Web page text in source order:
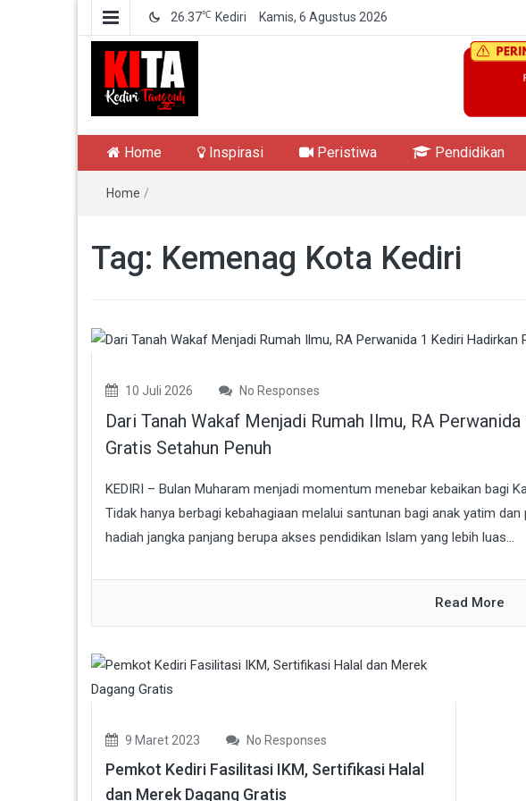
26.37℃ Kediri Kamis, 6 Agustus 2026
Kediri Tangguh
Home Inspirasi Peristiwa Pendidikan
Home /
Tag: Kemenag Kota Kediri
10 Juli 2026 No Responses
Dari Tanah Wakaf Menjadi Rumah Ilmu, RA
Gratis Setahun Penuh
KEDIRI – Bulan Muharam menjadi momentum menebar kebaikan bagi
Tidak hanya berbagi kebahagiaan melalui santunan bagi anak yatim
hadiah jangka panjang berupa akses pendidikan Islam yang lebih luas...
Read More
9 Maret 2023 No Responses
Pemkot Kediri Fasilitasi IKM, Sertifikasi Halal
dan Merek Dagang Gratis